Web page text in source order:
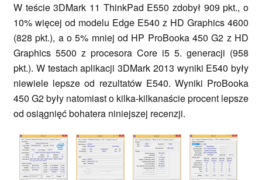
W teście 3DMark 11 ThinkPad E550 zdobył 909 pkt., o
10% więcej od modelu Edge E540 z HD Graphics 4600
(828 pkt.), a o 5% mniej od HP ProBooka 450 G2 z HD
Graphics 5500 z procesora Core i5 5. generacji (958
pkt.). W testach aplikacji 3DMark 2013 wyniki E540 były
niewiele lepsze od rezultatów E540. Wyniki ProBooka
450 G2 były natomiast o kilka-kilkanaście procent lepsze
od osiągnięć bohatera niniejszej recenzji.